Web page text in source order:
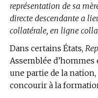
représentation de sa
directe descendante a
collatérale, en ligne
Dans certains États,
Assemblée
une partie de la
concourir à la